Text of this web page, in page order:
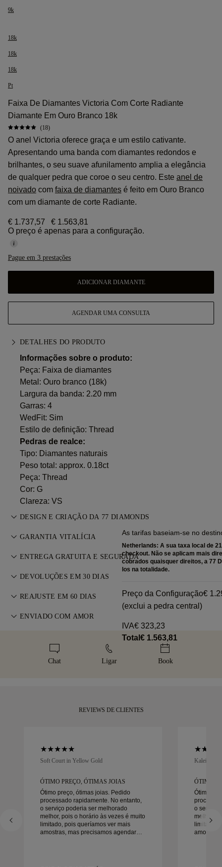
9k
18k
18k
18k
Pt
Faixa De Diamantes Victoria Com Corte Radiante
Diamante Em Ouro Branco 18k
(18)
O anel Victoria oferece graça e um estilo cativante.
Apresentando uma banda com diamantes redondos e
brilhantes, o seu suave afunilamento amplia a elegância
de qualquer pedra que coroe o seu centro. Este anel de
noivado com faixa de diamantes é feito em Ouro Branco
com um diamante de corte Radiante.
€ 1.737,57
€ 1.563,81
O preço é apenas para a configuração.
As tarifas baseiam-se no
Netherlands: A sua taxa local de
checkout. Não se aplicam mais
cobrados quaisquer direitos, a 77
los na totalidade.
Preço da Configuração€
(exclui a pedra central)
IVA€ 323,23
Total € 1.563,81
Pague em 3 prestações
ADICIONAR DIAMANTE
AGENDAR UMA CONSULTA
DETALHES DO PRODUTO
Informações sobre o produto:
Peça: Faixa de diamantes
Metal: Ouro branco (18k)
Largura da banda: 2.20 mm
Garras: 4
WedFit: Sim
Estilo de definição: Thread
Pedras de realce:
Tipo: Diamantes naturais
Peso total: approx. 0.18ct
Peça: Thread
Cor: G
Clareza: VS
DESIGN E CRIAÇÃO DA 77 DIAMONDS
A arte da joalharia aperfeiçoada peça a peça pelos mestres
GARANTIA VITALÍCIA
Em qualquer compra na 77 Diamonds, recebe uma garantia
vitalícia contra defeitos de fabrico. As reparações necessárias
são gratuitas. Consulte osTermos e Condições
ENTREGA GRATUITA E SEGURADA
Todos os portes de envio são gratuitos, independentemente
riscos e com seguro total através do serviço de entregas
especiais FedEx ou DHL, diretamente para a sua porta.
Fazemos um seguro de todas as nossas encomendas para
determinados artigos de valor elevado, utilizamos um serviço
DEVOLUÇÕES EM 30 DIAS
Caso não esteja totalmente satisfeito, pode devolver ou
trocar a sua compra no prazo de 30 dias. Consulte osTermos
e Condições.
REAJUSTE EM 60 DIAS
Para garantir o ajuste perfeito, a 77 Diamonds oferece
reajuste gratuito até 60 dias após a entrega. Consulte a
ENVIADO COM AMOR
Receba a sua peça artesanal na nossa icónica caixa
Chat Ligar Book
REVIEWS DE CLIENTES
Soft Court in Yellow Gold
ÓTIMO PREÇO, ÓTIMAS JOIAS
Ótimo preço, ótimas joias. Pedido
processado rapidamente. No entanto,
o serviço poderia ser melhorado
melhor, pois o horário às vezes é muito
limitado, pois queríamos ver mais
amostras, mas precisamos agendar
Kaleida
ÓTIMO
Ótimo
o serviço
melhor,
limitado,